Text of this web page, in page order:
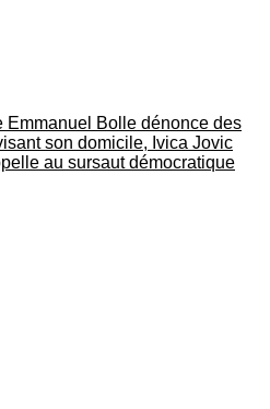
Emmanuel Bolle dénonce des
son domicile, Ivica Jovic
au sursaut démocratique